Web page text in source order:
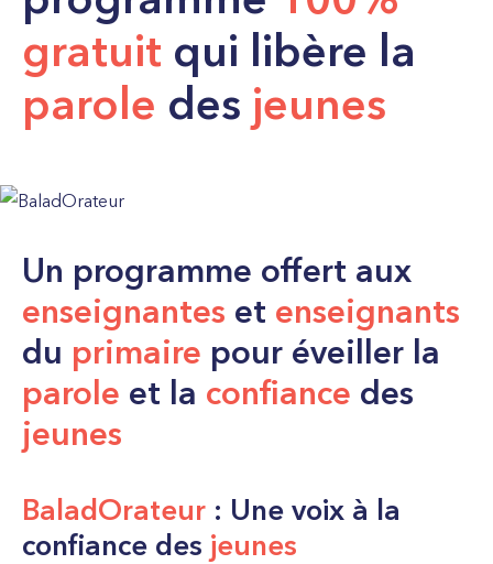
gratuit qui libère la
parole des jeunes
Un programme offert aux
enseignantes et enseignants
du primaire pour éveiller la
parole et la confiance des
jeunes
BaladOrateur : Une voix à la
confiance des jeunes